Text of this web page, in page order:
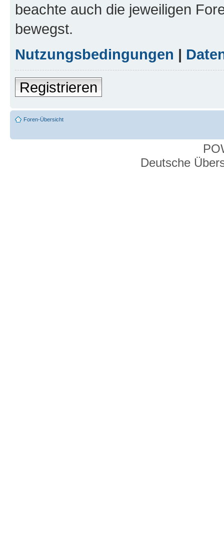
beachte auch die jeweiligen
bewegst.
Nutzungsbedingungen |
Registrieren
Foren-Übersicht
Deutsche